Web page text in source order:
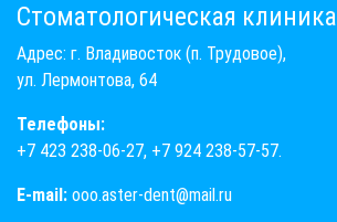
Стоматологическая клиника
Адрес: г. Владивосток (п. Трудовое),
ул. Лермонтова, 64
Телефоны:
+7 423 238-06-27, +7 924 238-57-57.
E-mail: ooo.aster-dent@mail.ru